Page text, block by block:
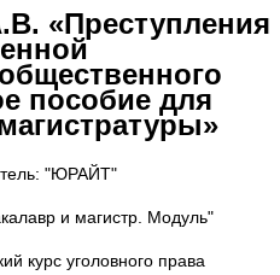
«Преступления
пособие для
"ЮРАЙТ"
и магистр. Модуль"
курс уголовного права